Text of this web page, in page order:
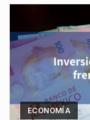
ECONOMÍA